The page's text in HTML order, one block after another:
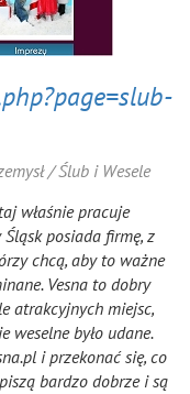
/ Ślub i Wesele
właśnie pracuje
posiada firmę, z
chcą, aby to ważne
Vesna to dobry
atrakcyjnych miejsc,
weselne było udane.
i przekonać się, co
bardzo dobrze i są